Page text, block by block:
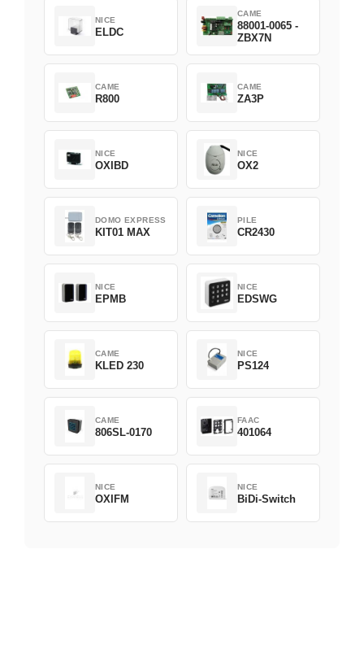
NICE
ELDC
CAME
88001-0065 -
ZBX7N
CAME
R800
CAME
ZA3P
NICE
OXIBD
NICE
OX2
DOMO EXPRESS
KIT01 MAX
PILE
CR2430
NICE
EPMB
NICE
EDSWG
CAME
KLED 230
NICE
PS124
CAME
806SL-0170
FAAC
401064
NICE
OXIFM
NICE
BiDi-Switch